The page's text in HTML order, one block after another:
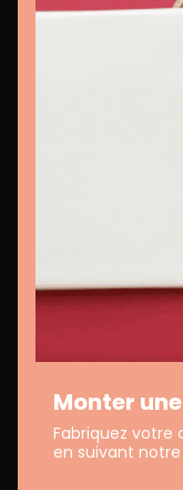
Monter
Fabriquez votre
en suivant notre